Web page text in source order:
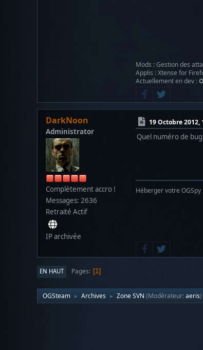
Mods : Gestion des
Applis : Xtense for
Actuellement en dev :
DarkNoon
Administrator
Complètement accro !
Messages: 2636
Retraité Actif
IP archivée
19 Octobre 2012,
Quel numéro de bug
Héberger votre OGSpy
EN HAUT Pages 1
OGSteam ► Archives ► Zone SVN (Modérateur:aeris)